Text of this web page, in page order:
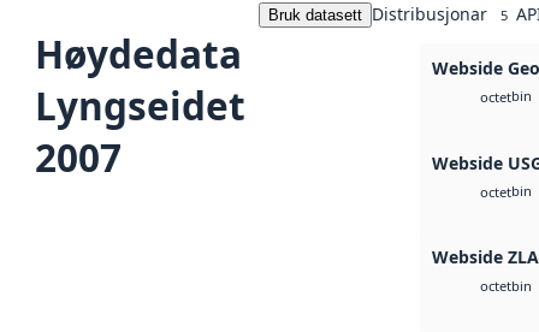
Høydedata
Lyngseidet
2007
Bruk datasett Distribusjonar 5
Webside
octetbin
Webside
octetbin
Webside
octetbin